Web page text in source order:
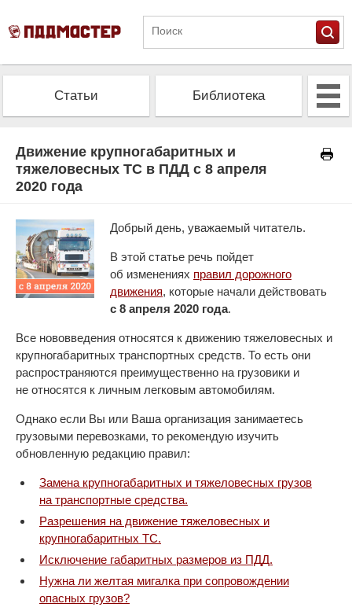
Статьи Библиотека
Проверить штрафы
Движение крупногабаритных и
тяжеловесных ТС в ПДД с 8 апреля
2020 года
Добрый день, уважаемый читатель.
В этой статье речь пойдет
об изменениях правил дорожного
движения, которые начали действовать
с 8 апреля 2020 года.
Все нововведения относятся к движению тяжеловесных и
крупногабаритных транспортных средств. То есть они
распространяются преимущественно на грузовики и
не относятся к личным легковым автомобилям.
Однако если Вы или Ваша организация занимаетесь
грузовыми перевозками, то рекомендую изучить
обновленную редакцию правил:
Замена крупногабаритных и тяжеловесных грузов
на транспортные средства.
Разрешения на движение тяжеловесных и
крупногабаритных ТС.
Исключение габаритных размеров из ПДД.
Нужна ли желтая мигалка при сопровождении
опасных грузов?